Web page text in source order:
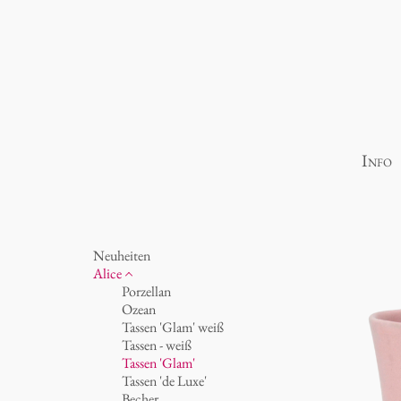
Info
Neuheiten
Alice
Porzellan
Ozean
Tassen 'Glam' weiß
Tassen - weiß
Tassen 'Glam'
Tassen 'de Luxe'